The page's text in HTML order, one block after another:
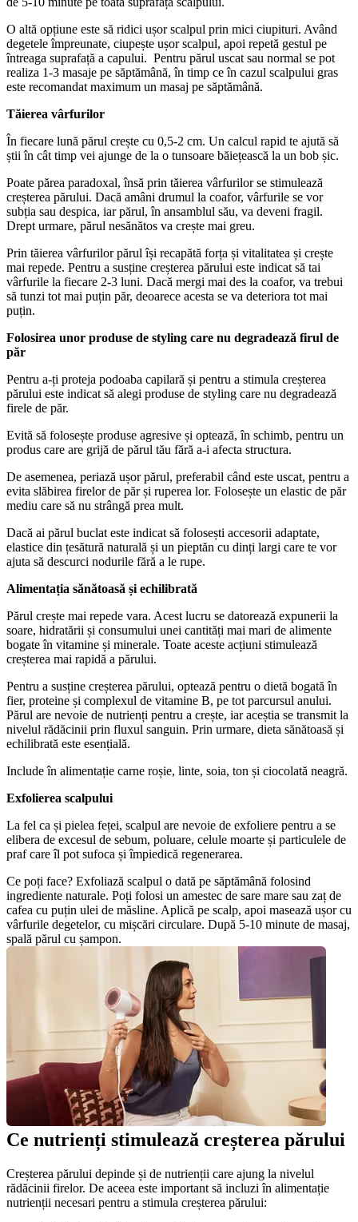
O altă opțiune este să ridici ușor scalpul prin mici ciupituri. Având
degetele împreunate, ciupește ușor scalpul, apoi repetă gestul pe
întreaga suprafață a capului.  Pentru părul uscat sau normal se pot
realiza 1-3 masaje pe săptămână, în timp ce în cazul scalpului gras
este recomandat maximum un masaj pe săptămână.
Tăierea vârfurilor
În fiecare lună părul crește cu 0,5-2 cm. Un calcul rapid te ajută să
știi în cât timp vei ajunge de la o tunsoare băiețească la un bob șic.
Poate părea paradoxal, însă prin tăierea vârfurilor se stimulează
creșterea părului. Dacă amâni drumul la coafor, vârfurile se vor
subția sau despica, iar părul, în ansamblul său, va deveni fragil.
Drept urmare, părul nesănătos va crește mai greu.
Prin tăierea vârfurilor părul își recapătă forța și vitalitatea și crește
mai repede. Pentru a susține creșterea părului este indicat să tai
vârfurile la fiecare 2-3 luni. Dacă mergi mai des la coafor, va trebui
să tunzi tot mai puțin păr, deoarece acesta se va deteriora tot mai
puțin.
Folosirea unor produse de styling care nu degradează firul de
păr
Pentru a-ți proteja podoaba capilară și pentru a stimula creșterea
părului este indicat să alegi produse de styling care nu degradează
firele de păr.
Evită să folosește produse agresive și optează, în schimb, pentru un
produs care are grijă de părul tău fără a-i afecta structura.
De asemenea, periază ușor părul, preferabil când este uscat, pentru a
evita slăbirea firelor de păr și ruperea lor. Folosește un elastic de păr
mediu care să nu strângă prea mult.
Dacă ai părul buclat este indicat să folosești accesorii adaptate,
elastice din țesătură naturală și un pieptăn cu dinți largi care te vor
ajuta să descurci nodurile fără a le rupe.
Alimentația sănătoasă și echilibrată
Părul crește mai repede vara. Acest lucru se datorează expunerii la
soare, hidratării și consumului unei cantități mai mari de alimente
bogate în vitamine și minerale. Toate aceste acțiuni stimulează
creșterea mai rapidă a părului.
Pentru a susține creșterea părului, optează pentru o dietă bogată în
fier, proteine și complexul de vitamine B, pe tot parcursul anului.
Părul are nevoie de nutrienți pentru a crește, iar aceștia se transmit la
nivelul rădăcinii prin fluxul sanguin. Prin urmare, dieta sănătoasă și
echilibrată este esențială.
Include în alimentație carne roșie, linte, soia, ton și ciocolată neagră.
Exfolierea scalpului
La fel ca și pielea feței, scalpul are nevoie de exfoliere pentru a se
elibera de excesul de sebum, poluare, celule moarte și particulele de
praf care îl pot sufoca și împiedică regenerarea.
Ce poți face? Exfoliază scalpul o dată pe săptămână folosind
ingrediente naturale. Poți folosi un amestec de sare mare sau zaț de
cafea cu puțin ulei de măsline. Aplică pe scalp, apoi masează ușor cu
vârfurile degetelor, cu mișcări circulare. După 5-10 minute de masaj,
spală părul cu șampon.
Ce nutrienți stimulează creșterea părului
Creșterea părului depinde și de nutrienții care ajung la nivelul
rădăcinii firelor. De aceea este important să incluzi în alimentație
nutrienții necesari pentru a stimula creșterea părului: